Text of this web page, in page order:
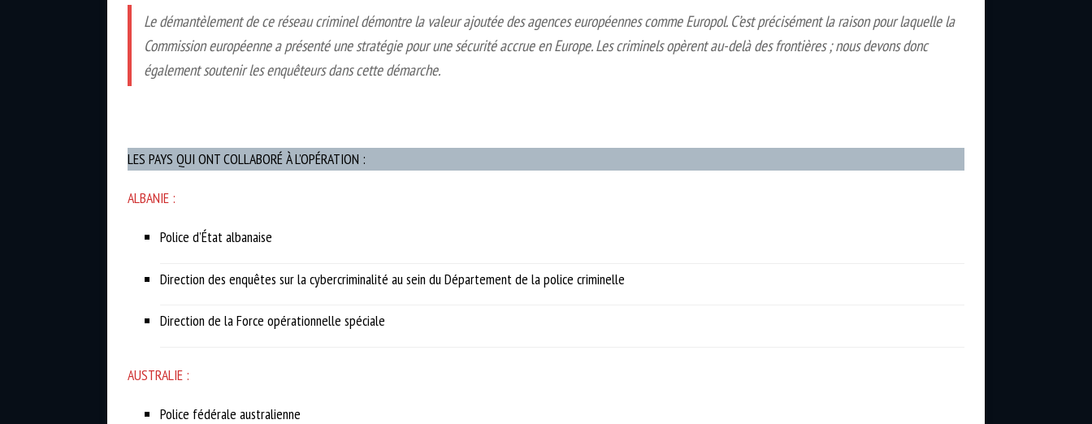
Le démantèlement de ce réseau criminel démontre la valeur ajoutée des agences européennes comme Europol. C’est précisément la raison pour laquelle la
Commission européenne a présenté une stratégie pour une sécurité accrue en Europe. Les criminels opèrent au-delà des frontières ; nous devons donc
également soutenir les enquêteurs dans cette démarche.
LES PAYS QUI ONT COLLABORÉ À L’OPÉRATION :
ALBANIE :
Police d’État albanaise
Direction des enquêtes sur la cybercriminalité au sein du Département de la police criminelle
Direction de la Force opérationnelle spéciale
AUSTRALIE :
Police fédérale australienne